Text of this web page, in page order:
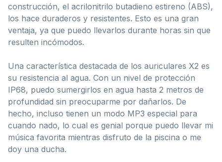
construcción, el acrilonitrilo butadieno estireno (ABS),
los hace duraderos y resistentes. Esto es una gran
ventaja, ya que puedo llevarlos durante horas sin que
resulten incómodos.
Una característica destacada de los auriculares X2 es
su resistencia al agua. Con un nivel de protección
IP68, puedo sumergirlos en agua hasta 2 metros de
profundidad sin preocuparme por dañarlos. De
hecho, incluso tienen un modo MP3 especial para
cuando nado, lo cual es genial porque puedo llevar mi
música favorita mientras disfruto de la piscina o me
doy una ducha.